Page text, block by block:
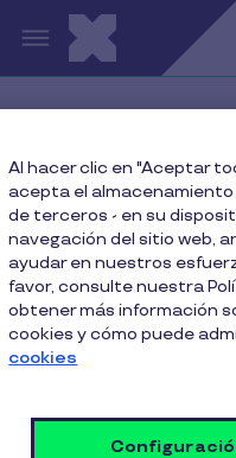
Pasar al contenido
Maltrato laboral: hay
renuncian
Maltrato
muchos
4 Min de Lectura
Al hacer clic en "Aceptar
acepta el
de terceros - en su
navegación del sitio web,
ayudar en nuestros
favor, consulte nuestra
obtener más información
cookies y cómo puede
cookies